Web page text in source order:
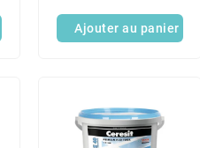
Ajouter au panier